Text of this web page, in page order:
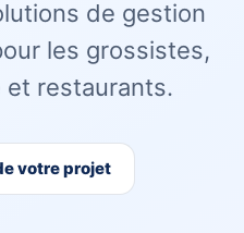
de gestion
les grossistes,
restaurants.
votre projet